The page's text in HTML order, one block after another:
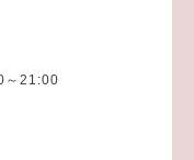
～21:00